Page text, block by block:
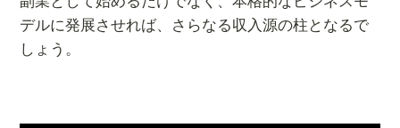
デルに発展させれば、さらなる収入源の柱となるで
しょう。